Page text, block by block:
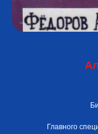
Главного